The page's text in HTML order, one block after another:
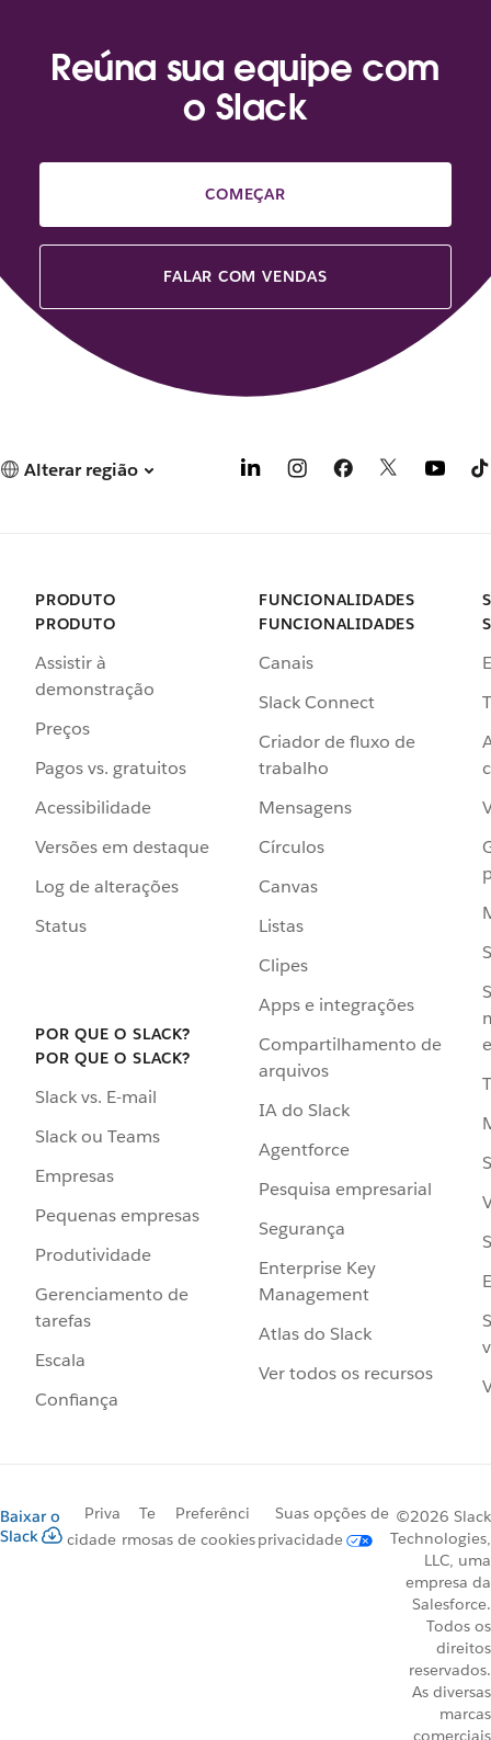
Reúna sua equipe com
o Slack
COMEÇAR
FALAR COM VENDAS
Alterar região
PRODUTO
PRODUTO
Assistir à
demonstração
Preços
Pagos vs. gratuitos
Acessibilidade
Versões em destaque
Log de alterações
Status
POR QUE O SLACK?
POR QUE O SLACK?
Slack vs. E-mail
Slack ou Teams
Empresas
Pequenas empresas
Produtividade
Gerenciamento de
tarefas
Escala
Confiança
FUNCIONALIDADES
FUNCIONALIDADES
Canais
Slack Connect
Criador de fluxo de
trabalho
Mensagens
Círculos
Canvas
Listas
Clipes
Apps e integrações
Compartilhamento de
arquivos
IA do Slack
Agentforce
Pesquisa empresarial
Segurança
Enterprise Key
Management
Atlas do Slack
Ver todos os recursos
Baixar o
Slack
Priva
cidade
Te
rmos
Preferênci
as de cookies
Suas opções de
privacidade
©2026 Slack
Technologies,
LLC, uma
empresa da
Salesforce.
Todos os
direitos
reservados.
As diversas
marcas
comerciais